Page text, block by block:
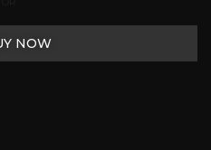
NOW